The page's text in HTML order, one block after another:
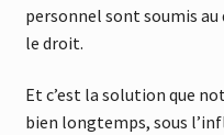
personnel sont soumis
le droit.
Et c’est la solution que
bien longtemps, sous